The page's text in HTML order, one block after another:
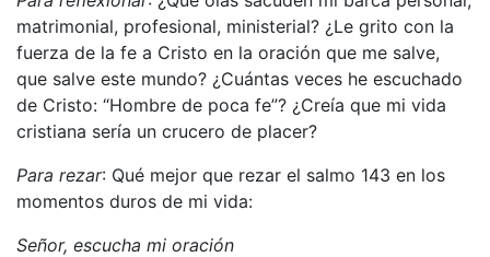
matrimonial, profesional, ministerial? ¿Le grito con la
fuerza de la fe a Cristo en la oración que me salve,
que salve este mundo? ¿Cuántas veces he escuchado
de Cristo: “Hombre de poca fe”? ¿Creía que mi vida
cristiana sería un crucero de placer?
Para rezar: Qué mejor que rezar el salmo 143 en los
momentos duros de mi vida:
Señor, escucha mi oración